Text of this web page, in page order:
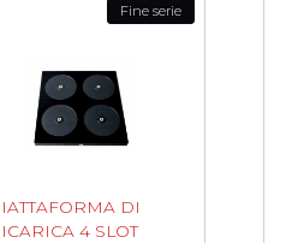
Fine serie
DI
4 SLOT